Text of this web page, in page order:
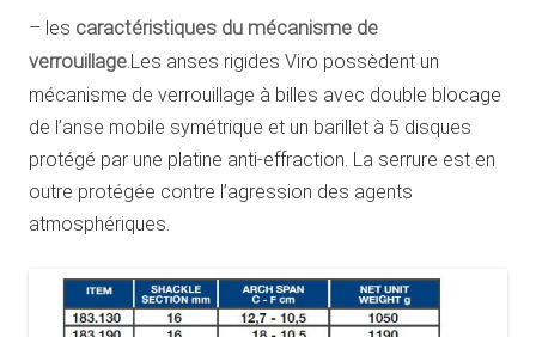
– les caractéristiques du mécanisme de
verrouillage .Les anses rigides Viro possèdent un
mécanisme de verrouillage à billes avec double blocage
de l’anse mobile symétrique et un barillet à 5 disques
protégé par une platine anti-effraction. La serrure est en
outre protégée contre l’agression des agents
atmosphériques.